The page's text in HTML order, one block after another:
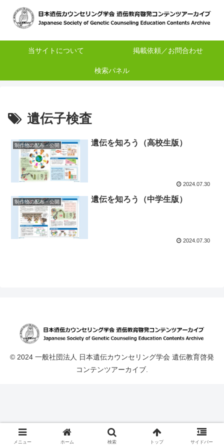
当サイトについて 掲載依頼／お問合わせ
検索パネル
遺伝子検査
制作物の配布・公開 遺伝を知ろう（高校生版）
2024.07.30
制作物の配布・公開 遺伝を知ろう（中学生版）
2024.07.30
© 2024 一般社団法人 日本遺伝カウンセリング学会 遺伝教育啓発
コンテンツアーカイブ.
メニュー ホーム 検索 トップ サイドバー